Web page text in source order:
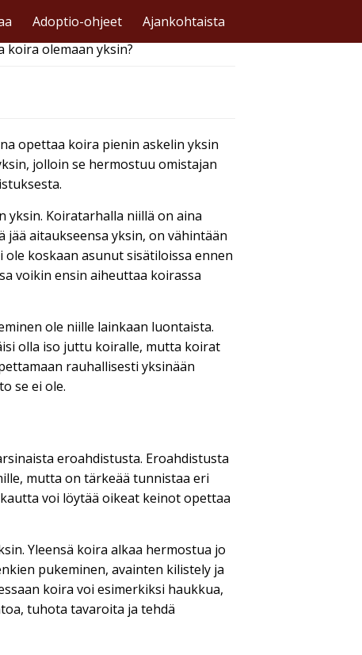
Adoptio-ohjeet Ajankohtaista
koira olemaan yksin?
opettaa koira pienin askelin yksin
jolloin se hermostuu omistajan
yksin. Koiratarhalla niillä on aina
aitaukseensa yksin, on vähintään
koskaan asunut sisätiloissa ennen
voikin ensin aiheuttaa koirassa
ole niille lainkaan luontaista.
olla iso juttu koiralle, mutta koirat
rauhallisesti yksinään
se ei ole.
eroahdistusta. Eroahdistusta
mutta on tärkeää tunnistaa eri
voi löytää oikeat keinot opettaa
Yleensä koira alkaa hermostua jo
pukeminen, avainten kilistely ja
koira voi esimerkiksi haukkua,
tuhota tavaroita ja tehdä